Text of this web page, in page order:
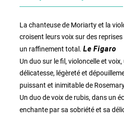
La chanteuse de Moriarty et la
croisent leurs voix sur des
un raffinement total. Le Figaro
Un duo sur le fil, violoncelle et
délicatesse, légèreté et
puissant et inimitable de
Un duo de voix de rubis, dans un
enchante par sa sobriété et sa